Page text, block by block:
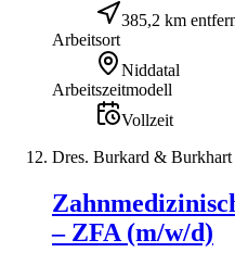
385,2 km
Arbeitsort
Niddatal
Arbeitszeitmodell
Vollzeit
Dres. Burkard &
– ZFA (m/w/d)